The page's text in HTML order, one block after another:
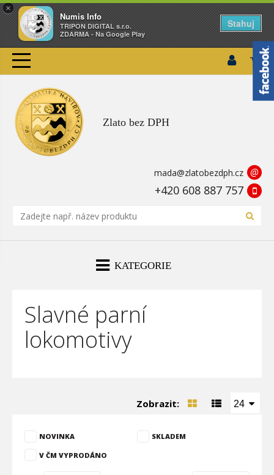
×
Numis Info
TRIPON DIGITAL s.r.o.
ZDARMA - Na Google Play
Stahuj
Zlato bez DPH
mada@zlatobezdph.cz @
+420 608 887 757
KATEGORIE
Slavné parní
lokomotivy
Zobrazit: 24
NOVINKA SKLADEM
V ČM VYPRODÁNO